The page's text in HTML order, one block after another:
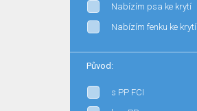
Nabízím psa ke krytí
Nabízím fenku ke krytí
Původ:
s PP FCI